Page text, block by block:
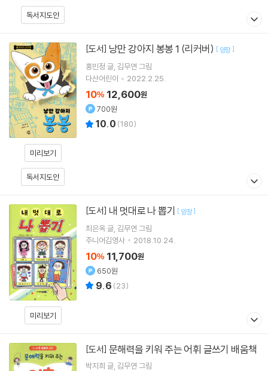
독서지도안
미리보기
독서지도안
[도서] 낭만 강아지 봉봉 1 (리커버) [ 양장]
홍민정 글 김무연 그림
다산어린이
2022.2.25.
10% 12,600원
700원
10.0 (180)
미리보기
[도서] 내 멋대로 나 뽑기 [ 양장]
최은옥글 김무연 그림
주니어김영사
2018.10.24.
10% 11,700원
650원
9.6 (23)
[도서] 문해력을 키워 주는 어휘 글쓰기 배움책
박지희 글 김무연 그림